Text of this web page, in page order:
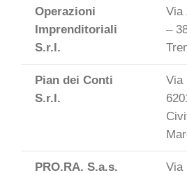
Operazioni
Imprenditoriali
S.r.l.
Via
–
Pian dei Conti
S.r.l.
Via
PRO.RA. S.a.s.
Via